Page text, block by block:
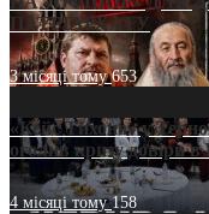
ПАТРІАРХАТУ
3 місяці тому653
«Кейс Тихона» у
оголив кризу довіри
4 місяці тому158